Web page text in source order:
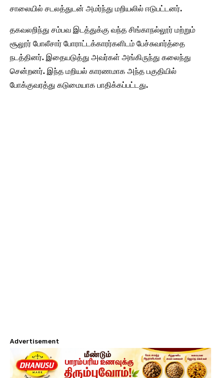
சாலையில் சடலத்துடன் அமர்ந்து மறியலில் ஈடுபட்டனர்.
தகவலறிந்து சம்பவ இடத்துக்கு வந்த சிங்காநல்லூர் மற்றும்
சூலூர் போலீசார் போராட்டக்காரர்களிடம் பேச்சுவார்த்தை
நடத்தினர். இதையடுத்து அவர்கள் அங்கிருந்து கலைந்து
சென்றனர். இந்த மறியல் காரணமாக அந்த பகுதியில்
போக்குவரத்து கடுமையாக பாதிக்கப்பட்டது.
Advertisement